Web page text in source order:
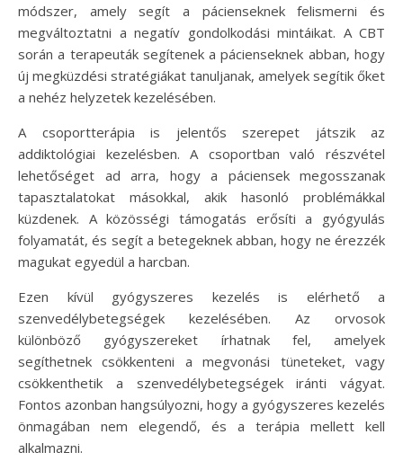
módszer, amely segít a pácienseknek felismerni és
megváltoztatni a negatív gondolkodási mintáikat. A CBT
során a terapeuták segítenek a pácienseknek abban, hogy
új megküzdési stratégiákat tanuljanak, amelyek segítik őket
a nehéz helyzetek kezelésében.
A csoportterápia is jelentős szerepet játszik az
addiktológiai kezelésben. A csoportban való részvétel
lehetőséget ad arra, hogy a páciensek megosszanak
tapasztalatokat másokkal, akik hasonló problémákkal
küzdenek. A közösségi támogatás erősíti a gyógyulás
folyamatát, és segít a betegeknek abban, hogy ne érezzék
magukat egyedül a harcban.
Ezen kívül gyógyszeres kezelés is elérhető a
szenvedélybetegségek kezelésében. Az orvosok
különböző gyógyszereket írhatnak fel, amelyek
segíthetnek csökkenteni a megvonási tüneteket, vagy
csökkenthetik a szenvedélybetegségek iránti vágyat.
Fontos azonban hangsúlyozni, hogy a gyógyszeres kezelés
önmagában nem elegendő, és a terápia mellett kell
alkalmazni.